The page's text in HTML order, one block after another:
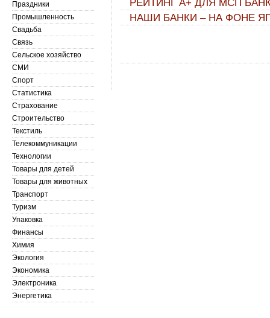
РЕЙТИНГ А+ ДЛЯ МСП
НАШИ БАНКИ – НА ФОНЕ
Праздники
Промышленность
Свадьба
Связь
Сельское хозяйство
СМИ
Спорт
Статистика
Страхование
Строительство
Текстиль
Телекоммуникации
Технологии
Товары для детей
Товары для животных
Транспорт
Туризм
Упаковка
Финансы
Химия
Экология
Экономика
Электроника
Энергетика